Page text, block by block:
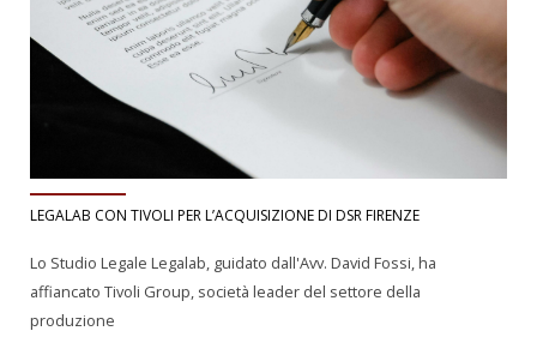
LEGALAB CON TIVOLI PER L’ACQUISIZIONE DI DSR FIRENZE
Lo Studio Legale Legalab, guidato dall'Avv. David Fossi, ha
affiancato Tivoli Group, società leader del settore della
produzione